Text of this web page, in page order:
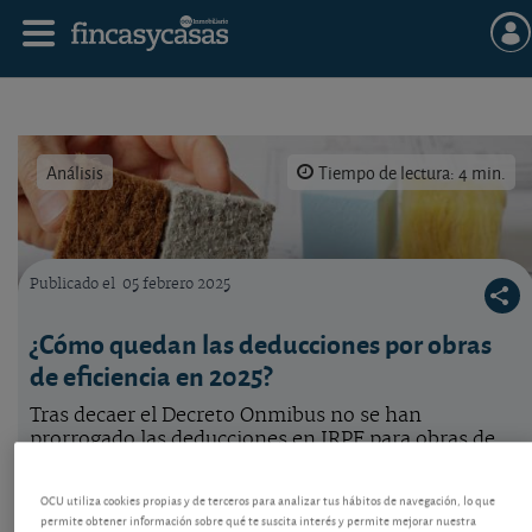
Análisis Tiempo de lectura: 4 min.
Publicado el 05 febrero 2025
¿Cómo quedan las deducciones por obras
de eficiencia en 2025?
Tras decaer el Decreto Onmibus no se han
prorrogado las deducciones en IRPF para obras de
OCU utiliza cookies propias y de terceros para analizar tus hábitos de navegación, lo que
permite obtener información sobre qué te suscita interés y permite mejorar nuestra